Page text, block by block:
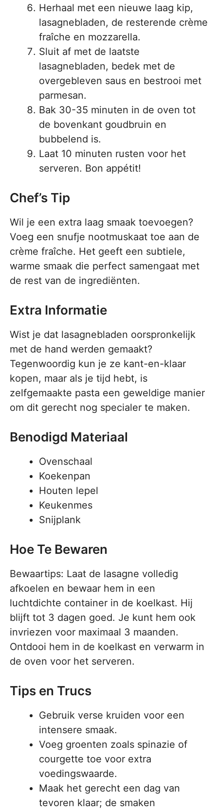
Herhaal met een nieuwe laag kip,
lasagnebladen, de resterende crème
fraîche en mozzarella.
Sluit af met de laatste
lasagnebladen, bedek met de
overgebleven saus en bestrooi met
parmesan.
Bak 30-35 minuten in de oven tot
de bovenkant goudbruin en
bubbelend is.
Laat 10 minuten rusten voor het
serveren. Bon appétit!
Chef’s Tip
Wil je een extra laag smaak toevoegen?
Voeg een snufje nootmuskaat toe aan de
crème fraîche. Het geeft een subtiele,
warme smaak die perfect samengaat met
de rest van de ingrediënten.
Extra Informatie
Wist je dat lasagnebladen oorspronkelijk
met de hand werden gemaakt?
Tegenwoordig kun je ze kant-en-klaar
kopen, maar als je tijd hebt, is
zelfgemaakte pasta een geweldige manier
om dit gerecht nog specialer te maken.
Benodigd Materiaal
Ovenschaal
Koekenpan
Houten lepel
Keukenmes
Snijplank
Hoe Te Bewaren
Bewaartips: Laat de lasagne volledig
afkoelen en bewaar hem in een
luchtdichte container in de koelkast. Hij
blijft tot 3 dagen goed. Je kunt hem ook
invriezen voor maximaal 3 maanden.
Ontdooi hem in de koelkast en verwarm in
de oven voor het serveren.
Tips en Trucs
Gebruik verse kruiden voor een
intensere smaak.
Voeg groenten zoals spinazie of
courgette toe voor extra
voedingswaarde.
Maak het gerecht een dag van
tevoren klaar; de smaken